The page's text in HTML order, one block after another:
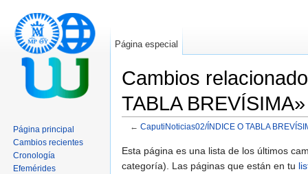
Cambios
TABLA BREVÍSIMA»
← CaputiNoticias02/ÍNDICE O TABLA
Esta página es una lista de los últimos
categoría). Las páginas que están en tu
Página especial
Página principal
Cambios recientes
Cronología
Efemérides